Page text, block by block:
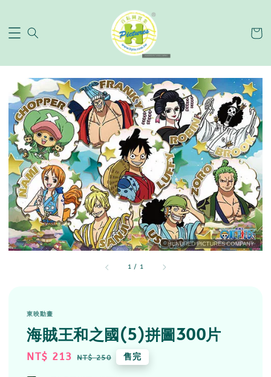
1 / 1
東映動畫
海賊王和之國(5)拼圖300片
Sale
NT$ 213 Regular
NT$ 250 售完